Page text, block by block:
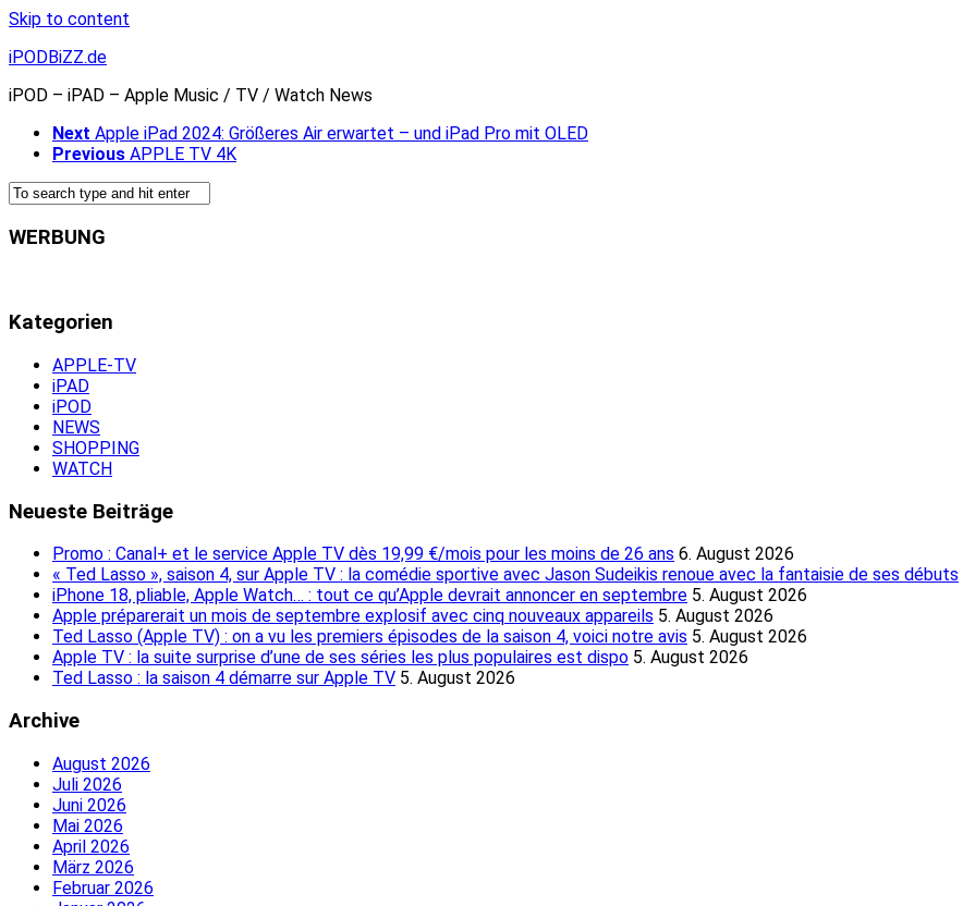
Skip to content
iPODBiZZ.de
iPOD – iPAD – Apple Music / TV / Watch News
Next Apple iPad 2024: Größeres Air erwartet – und iPad Pro mit OLED
Previous APPLE TV 4K
WERBUNG
Kategorien
APPLE-TV
iPAD
iPOD
NEWS
SHOPPING
WATCH
Neueste Beiträge
Promo : Canal+ et le service Apple TV dès 19,99 €/mois pour les moins de 26 ans 6. August 2026
« Ted Lasso », saison 4, sur Apple TV : la comédie sportive avec Jason Sudeikis renoue avec la fantaisie de ses débuts
iPhone 18, pliable, Apple Watch… : tout ce qu’Apple devrait annoncer en septembre 5. August 2026
Apple préparerait un mois de septembre explosif avec cinq nouveaux appareils 5. August 2026
Ted Lasso (Apple TV) : on a vu les premiers épisodes de la saison 4, voici notre avis 5. August 2026
Apple TV : la suite surprise d’une de ses séries les plus populaires est dispo 5. August 2026
Ted Lasso : la saison 4 démarre sur Apple TV 5. August 2026
Archive
August 2026
Juli 2026
Juni 2026
Mai 2026
April 2026
März 2026
Februar 2026